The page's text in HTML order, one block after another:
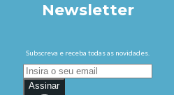
Newsletter
Subscreva e receba todas as novidades.
Assinar